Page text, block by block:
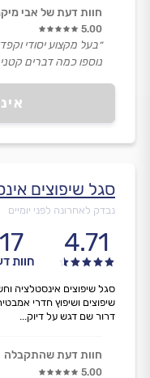
חוות דעת של אבי
5.00
״בעל מקצוע יסודי
נוספו כמה דברים
סגל שיפוצים
נבדק לאחרונה לפני יומיים
4.71
17
חוות
סגל שיפוצים אינסטלציה
שיפוצים ושיפוץ חדרי
דרור שם דגש על דיוק...
חוות דעת שהתקבלה
5.00